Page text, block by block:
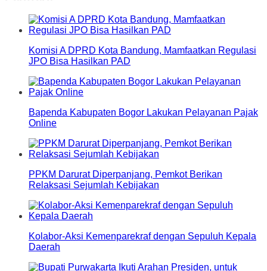
Komisi A DPRD Kota Bandung, Mamfaatkan Regulasi
JPO Bisa Hasilkan PAD
Bapenda Kabupaten Bogor Lakukan Pelayanan Pajak
Online
PPKM Darurat Diperpanjang, Pemkot Berikan
Relaksasi Sejumlah Kebijakan
Kolabor-Aksi Kemenparekraf dengan Sepuluh Kepala
Daerah